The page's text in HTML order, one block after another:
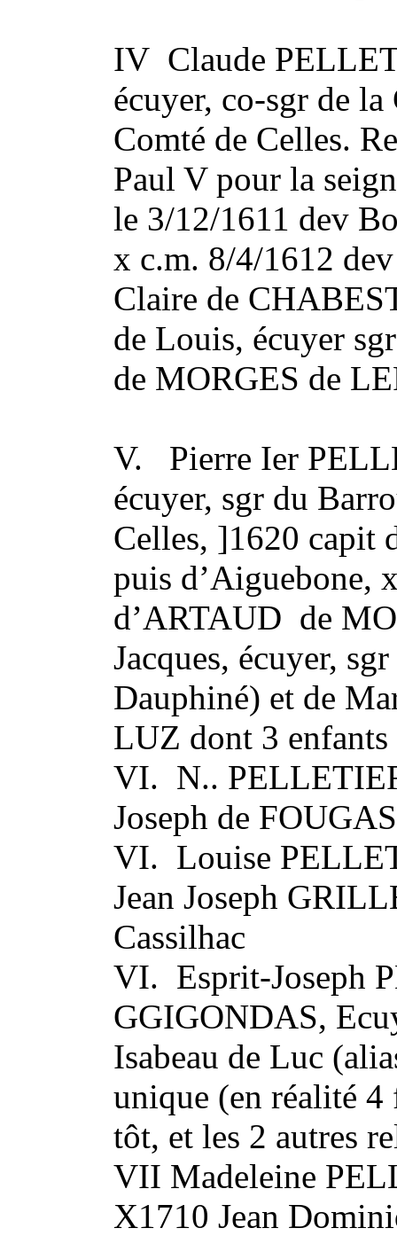
IV Claude
écuyer, co-sgr de
Comté de Celles.
Paul V pour la
le 3/12/1611 dev
x c.m. 8/4/1612
Claire de
de Louis, écuyer
de MORGES de
V. Pierre Ier
écuyer, sgr du
Celles, ]1620 capit
puis d’Aiguebone,
d’ARTAUD de
Jacques, écuyer,
Dauphiné) et de
LUZ dont 3 enfants
VI. N..
Joseph de
VI. Louise
Jean Joseph
Cassilhac
VI. Esprit-Joseph
GGIGONDAS,
Isabeau de Luc
unique (en réalité 4
tôt, et les 2 autres
VII Madeleine
X1710 Jean